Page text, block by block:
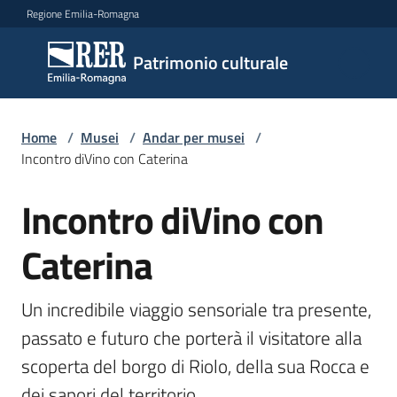
Vai al contenuto
Vai alla navigazione
Vai al footer
Regione Emilia-Romagna
Patrimonio culturale
Patrimonio
culturale
Argomenti
Novità
Servizi
Leggi
Atti
Bandi
Home / Musei / Andar per musei /
Incontro diVino con Caterina
Salta al contenuto
Incontro diVino con
Caterina
Un incredibile viaggio sensoriale tra presente,
passato e futuro che porterà il visitatore alla
scoperta del borgo di Riolo, della sua Rocca e